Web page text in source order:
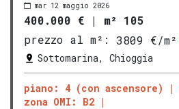
mar 12 maggio 2026
400.000 € | m² 105
prezzo al m²:
3809 €/m²
Sottomarina, Chioggia
piano: 4 (con ascensore)
zona OMI: B2